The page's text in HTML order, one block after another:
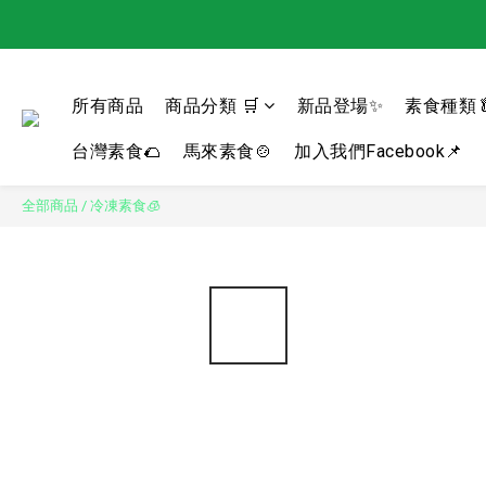
所有商品 商品分類 🛒 新品登場✨ 素食種類
台灣素食🌮 馬來素食🍲 加入我們Facebook📌
全部商品 / 冷凍素食🧊